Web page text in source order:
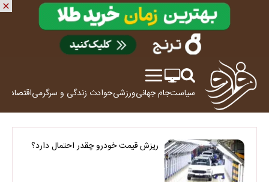
سیاستجام جهانیورزشیحوادث زندگی و سرگرمیاقتصاد
ریزش قیمت خودرو چقدر احتمال دارد؟